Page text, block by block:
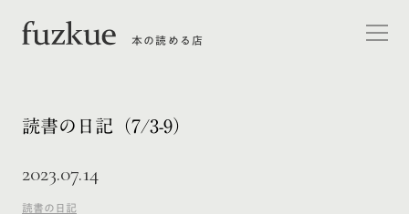
本の読める店
読書の日記（7/3-9）
2023.07.14
読書の日記